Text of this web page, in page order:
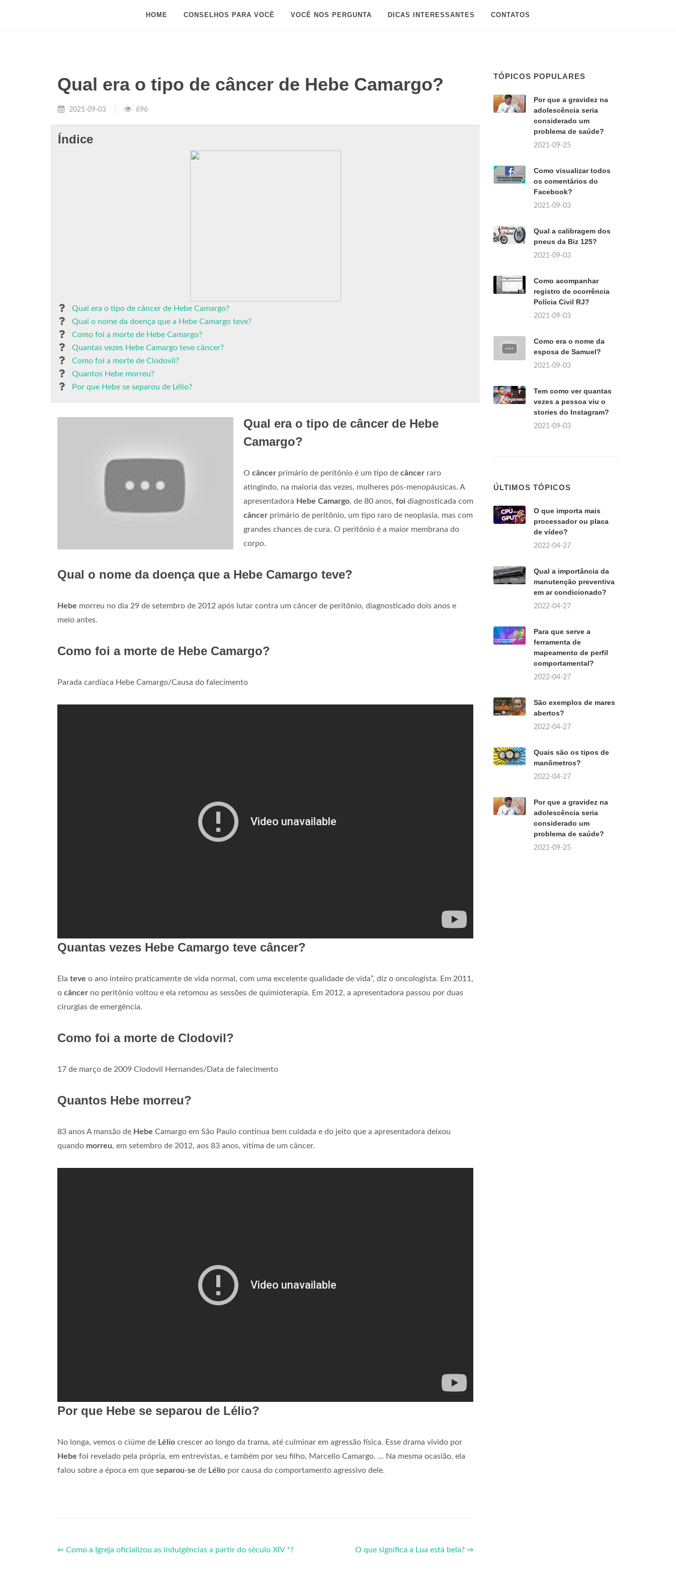
HOME CONSELHOS PARA VOCÊ VOCÊ NOS PERGUNTA DICAS INTERESSANTES CONTATOS
Qual era o tipo de câncer de Hebe Camargo?
2021-09-03 696
Índice
Qual era o tipo de câncer de Hebe Camargo?
Qual o nome da doença que a Hebe Camargo teve?
Como foi a morte de Hebe Camargo?
Quantas vezes Hebe Camargo teve câncer?
Como foi a morte de Clodovil?
Quantos Hebe morreu?
Por que Hebe se separou de Lélio?
Qual era o tipo de câncer de Hebe
Camargo?
O câncer primário de peritônio é um tipo de câncer raro
atingindo, na maioria das vezes, mulheres pós-menopáusicas. A
apresentadora Hebe Camargo, de 80 anos, foi diagnosticada com
câncer primário de peritônio, um tipo raro de neoplasia, mas com
grandes chances de cura. O peritônio é a maior membrana do
corpo.
Qual o nome da doença que a Hebe Camargo teve?
Hebe morreu no dia 29 de setembro de 2012 após lutar contra um câncer de peritônio, diagnosticado dois anos e
meio antes.
Como foi a morte de Hebe Camargo?
Parada cardíaca Hebe Camargo/Causa do falecimento
Quantas vezes Hebe Camargo teve câncer?
Ela teve o ano inteiro praticamente de vida normal, com uma excelente qualidade de vida”, diz o oncologista. Em 2011,
o câncer no peritônio voltou e ela retomou as sessões de quimioterapia. Em 2012, a apresentadora passou por duas
cirurgias de emergência.
Como foi a morte de Clodovil?
17 de março de 2009 Clodovil Hernandes/Data de falecimento
Quantos Hebe morreu?
83 anos A mansão de Hebe Camargo em São Paulo continua bem cuidada e do jeito que a apresentadora deixou
quando morreu, em setembro de 2012, aos 83 anos, vítima de um câncer.
Por que Hebe se separou de Lélio?
No longa, vemos o ciúme de Lélio crescer ao longo da trama, até culminar em agressão física. Esse drama vivido por
Hebe foi revelado pela própria, em entrevistas, e também por seu filho, Marcello Camargo. ... Na mesma ocasião, ela
falou sobre a época em que separou-se de Lélio por causa do comportamento agressivo dele.
⇐ Como a Igreja oficializou as indulgências a partir do século XIV *? O que significa a Lua está bela? ⇒
TÓPICOS POPULARES
Por que a gravidez na
adolescência seria
considerado um
problema de saúde?
2021-09-25
Como visualizar todos
os comentários do
Facebook?
2021-09-03
Qual a calibragem dos
pneus da Biz 125?
2021-09-03
Como acompanhar
registro de ocorrência
Polícia Civil RJ?
2021-09-03
Como era o nome da
esposa de Samuel?
2021-09-03
Tem como ver quantas
vezes a pessoa viu o
stories do Instagram?
2021-09-03
ÚLTIMOS TÓPICOS
O que importa mais
processador ou placa
de vídeo?
2022-04-27
Qual a importância da
manutenção preventiva
em ar condicionado?
2022-04-27
Para que serve a
ferramenta de
mapeamento de perfil
comportamental?
2022-04-27
São exemplos de mares
abertos?
2022-04-27
Quais são os tipos de
manômetros?
2022-04-27
Por que a gravidez na
adolescência seria
considerado um
problema de saúde?
2021-09-25